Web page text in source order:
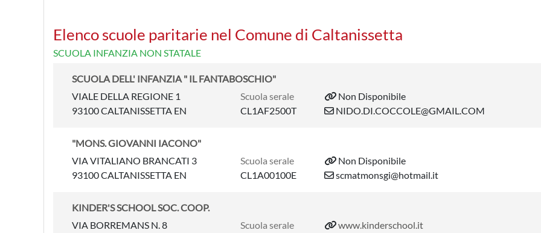
Elenco scuole paritarie nel Comune di Caltanissetta
SCUOLA INFANZIA NON STATALE
SCUOLA DELL' INFANZIA " IL FANTABOSCHIO"
VIALE DELLA REGIONE 1
93100 CALTANISSETTA EN
Scuola serale
CL1AF2500T
Non Disponibile
NIDO.DI.COCCOLE@GMAIL.COM
"MONS. GIOVANNI IACONO"
VIA VITALIANO BRANCATI 3
93100 CALTANISSETTA EN
Scuola serale
CL1A00100E
Non Disponibile
scmatmonsgi@hotmail.it
KINDER'S SCHOOL SOC. COOP.
VIA BORREMANS N. 8
Scuola serale
www.kinderschool.it